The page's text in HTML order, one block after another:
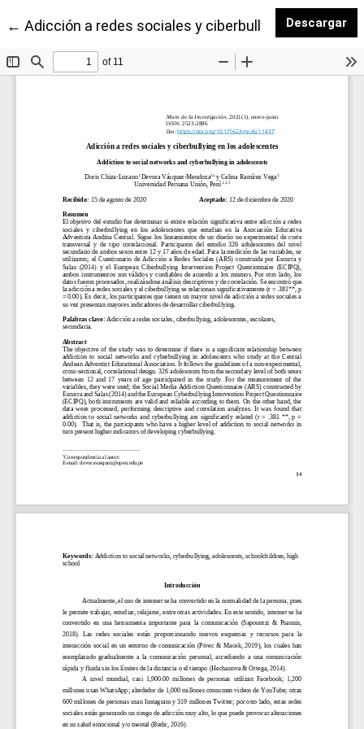
←Volver a los detalles del artículo
Adicción a redes sociales y ciberbullying en los
Descargar